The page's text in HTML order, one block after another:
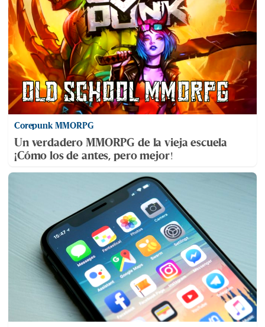
Corepunk MMORPG
Un verdadero MMORPG de la vieja escuela
¡Cómo los de antes, pero mejor!